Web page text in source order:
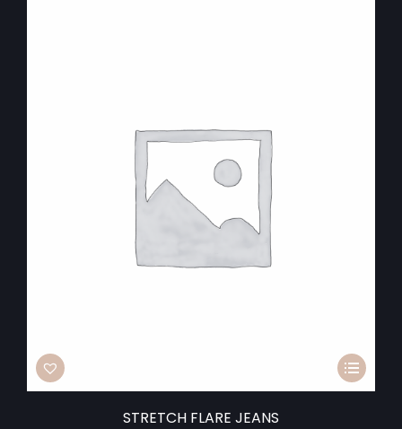
STRETCH FLARE JEANS